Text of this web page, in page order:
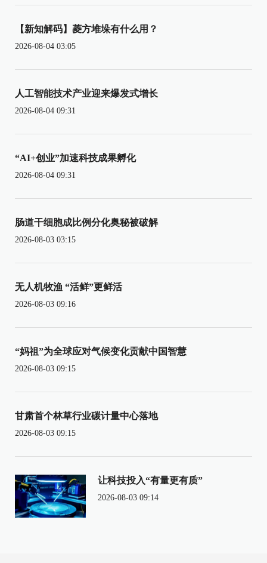
【新知解码】菱方堆垛有什么用？
2026-08-04 03:05
人工智能技术产业迎来爆发式增长
2026-08-04 09:31
“AI+创业”加速科技成果孵化
2026-08-04 09:31
肠道干细胞成比例分化奥秘被破解
2026-08-03 03:15
无人机牧渔 “活鲜”更鲜活
2026-08-03 09:16
“妈祖”为全球应对气候变化贡献中国智慧
2026-08-03 09:15
甘肃首个林草行业碳计量中心落地
2026-08-03 09:15
让科技投入“有量更有质”
2026-08-03 09:14